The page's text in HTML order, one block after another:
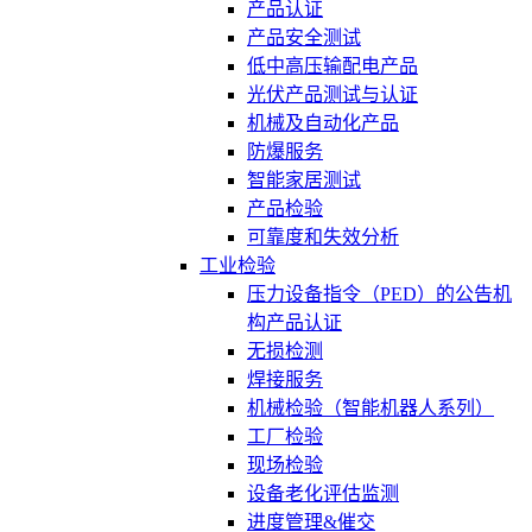
产品认证
产品安全测试
低中高压输配电产品
光伏产品测试与认证
机械及自动化产品
防爆服务
智能家居测试
产品检验
可靠度和失效分析
工业检验
压力设备指令（PED）的公告机
构产品认证
无损检测
焊接服务
机械检验（智能机器人系列）
工厂检验
现场检验
设备老化评估监测
进度管理&催交